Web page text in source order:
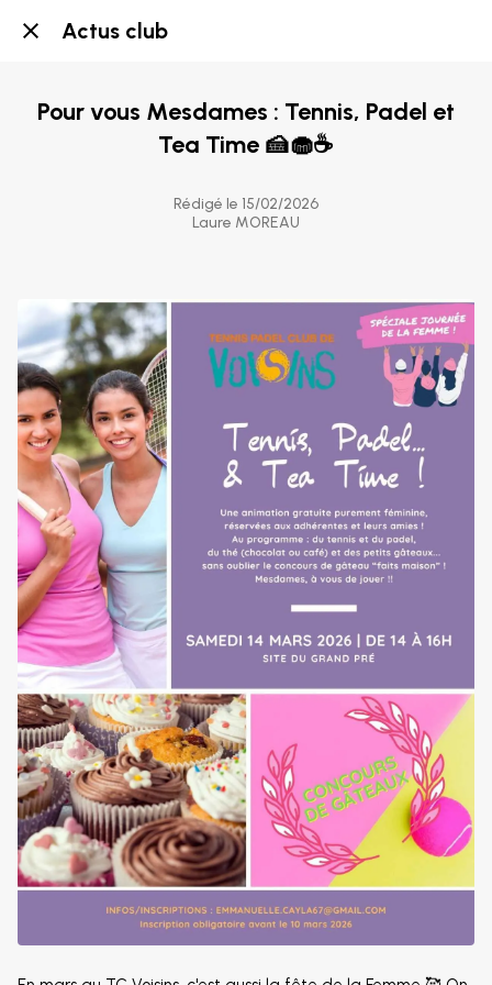
Actus club
Pour vous Mesdames : Tennis, Padel et
Tea Time 🍰🧁☕️
Rédigé le 15/02/2026
Laure MOREAU